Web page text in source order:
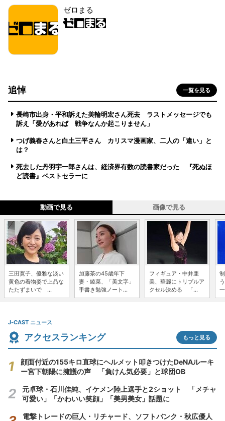
ゼロまる
追悼 一覧を見る
長崎市出身・平和訴えた美輪明宏さん死去 ラストメッセージでも
訴え「愛があれば 戦争なんか起こりません」
つげ義春さんと白土三平さん カリスマ漫画家、二人の「違い」と
は？
死去した丹羽宇一郎さんは、経済界有数の読書家だった 『死ぬほ
ど読書』ベストセラーに
動画で見る 画像で見る
三田寛子、優雅な淡い
黄色の着物姿で上品な
たたずまいで ...
加藤茶の45歳年下
妻・綾菜、「美文字」
手書き勉強ノート...
フィギュア・中井亜
美、華麗にトリプルア
クセル決める 「...
J-CAST ニュース
アクセスランキング もっと見る
顔面付近の155キロ直球にヘルメット叩きつけたDeNAルーキ
ー宮下朝陽に擁護の声 「負けん気必要」と球団OB
元卓球・石川佳純、イケメン陸上選手と2ショット 「メチャ
可愛い」「かわいい笑顔」「美男美女」話題に
電撃トレードの巨人・リチャード、ソフトバンク・秋広優人